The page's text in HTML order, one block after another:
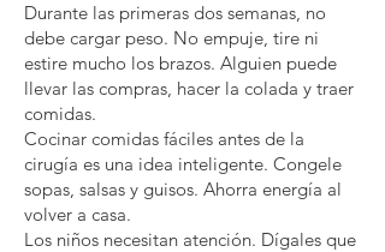
Durante las primeras dos semanas, no
debe cargar peso. No empuje, tire ni
estire mucho los brazos. Alguien puede
llevar las compras, hacer la colada y traer
comidas.
Cocinar comidas fáciles antes de la
cirugía es una idea inteligente. Congele
sopas, salsas y guisos. Ahorra energía al
volver a casa.
Los niños necesitan atención. Dígales que